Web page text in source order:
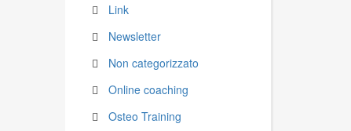
Link
Newsletter
Non categorizzato
Online coaching
Osteo Training